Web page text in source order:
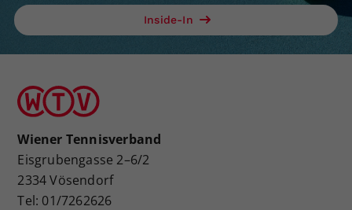
Inside-In
Wiener Tennisverband
Eisgrubengasse 2–6/2
2334 Vösendorf
Tel: 01/7262626